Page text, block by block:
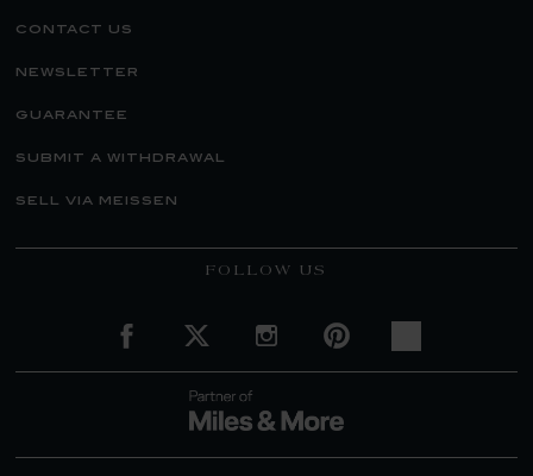
contact us
newsletter
guarantee
submit a withdrawal
sell via meissen
FOLLOW US